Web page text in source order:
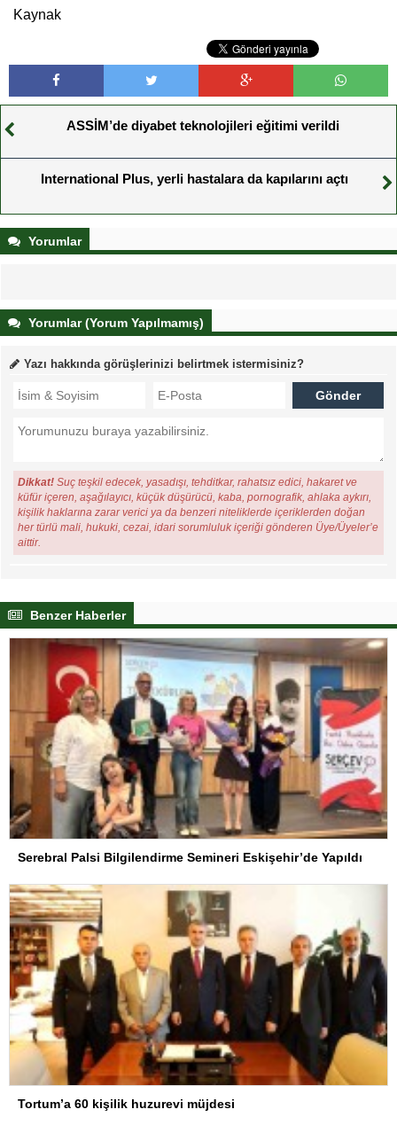
Kaynak
ASSİM’de diyabet teknolojileri eğitimi verildi
International Plus, yerli hastalara da kapılarını açtı
Yorumlar
Yorumlar (Yorum Yapılmamış)
Yazı hakkında görüşlerinizi belirtmek istermisiniz?
Dikkat! Suç teşkil edecek, yasadışı, tehditkar, rahatsız edici, hakaret ve
küfür içeren, aşağılayıcı, küçük düşürücü, kaba, pornografik, ahlaka aykırı,
kişilik haklarına zarar verici ya da benzeri niteliklerde içeriklerden doğan
her türlü mali, hukuki, cezai, idari sorumluluk içeriği gönderen Üye/Üyeler’e
aittir.
Benzer Haberler
Serebral Palsi Bilgilendirme Semineri Eskişehir’de Yapıldı
Tortum’a 60 kişilik huzurevi müjdesi